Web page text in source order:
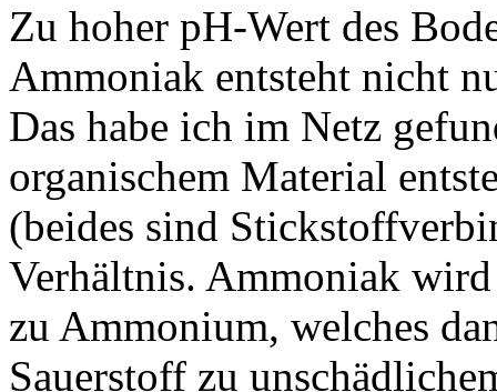
Zu hoher pH-Wert des
Ammoniak entsteht nicht
Das habe ich im Netz
organischem Material
(beides sind
Verhältnis. Ammoniak
zu Ammonium, welches
Sauerstoff zu